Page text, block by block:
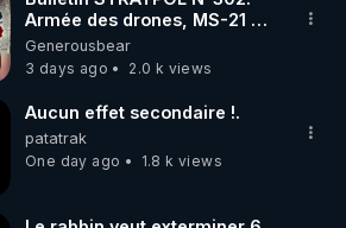
Armée des drones, MS-21 en
série, missiles coréens.
07.08.2026.
Generousbear
3 days ago
2.0 k views
Aucun effet secondaire !.
patatrak
One day ago
1.8 k views